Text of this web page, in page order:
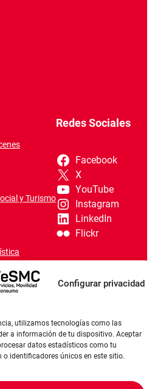
Configurar privacidad
utilizamos tecnologías como las
a información de tu dispositivo. Aceptar
datos estadísticos como tu
identificadores únicos en este sitio.
y Turismo
Redes Sociales
Facebook
X
YouTube
Instagram
LinkedIn
Flickr